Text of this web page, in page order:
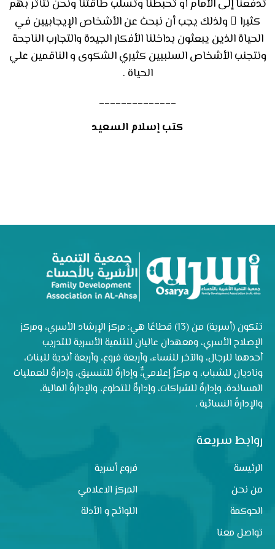
تدفعنا إلى الأمام أو تحبطنا وتسلب طاقتنا ونحن نتأثر بهم
كثيرا ً ولذلك يجب أن نبحث عن الأشخاص الإيجابيين في
الحياة الذين يبعثون بداخلنا الأفكار الجيدة والتجارب الناجحة
ونتجنب الأشخاص السلبيين كثيري الشكوى و الناقمين علي
الحياة .
______________
كتب إسلام السعيد
تتكون (أسرية) من (13) قطاعًا هي: مركز الإرشاد الأسري، ومركز
الإصلاح الأسري، ومعهدان عاليان للتنمية الأسرية للتدريب
أحدهما للرجال، والآخر للنساء، وأربعة فروع، وأربعة أندية للبنات،
وناديان للشباب، و مركزٌ إعلاميٌّ، وإدارةٌ للتنسيق، وإدارةٌ للعمليات
المساندة، وإدارةٌ للشراكات، وإدارةٌ للتطوع، والإدارةُ المالية،
والإدارةُ النسائية .
روابط سريعة
الرئيسة
فروع أسرية
من نحن
المركز الاعلامي
الحوكمة
اللوائح و الأدلة
تواصل معنا